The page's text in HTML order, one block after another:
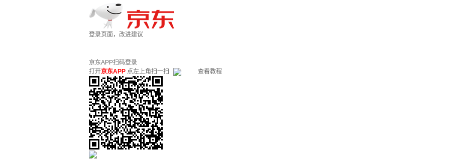
登录页面，改进建议
京东APP扫码登录
打开京东APP 点左上角扫一扫 查看教程